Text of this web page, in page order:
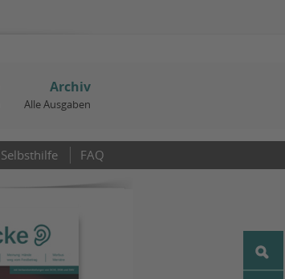
Archiv
Alle Ausgaben
Selbsthilfe FAQ